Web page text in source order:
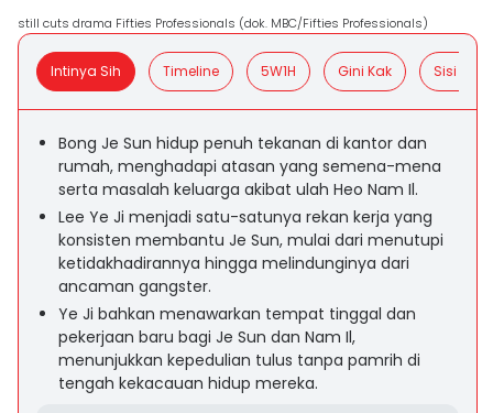
still cuts drama Fifties Professionals (dok. MBC/Fifties Professionals)
Intinya Sih Timeline 5W1H Gini Kak Sisi
Bong Je Sun hidup penuh tekanan di kantor dan
rumah, menghadapi atasan yang semena-mena
serta masalah keluarga akibat ulah Heo Nam Il.
Lee Ye Ji menjadi satu-satunya rekan kerja yang
konsisten membantu Je Sun, mulai dari menutupi
ketidakhadirannya hingga melindunginya dari
ancaman gangster.
Ye Ji bahkan menawarkan tempat tinggal dan
pekerjaan baru bagi Je Sun dan Nam Il,
menunjukkan kepedulian tulus tanpa pamrih di
tengah kekacauan hidup mereka.